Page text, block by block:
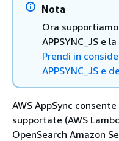
Nota
Ora
APPSYNC_JS e
Prendi in
APPSYNC_JS e
AWS AppSync
supportate (AWS
OpenSearch Amazon